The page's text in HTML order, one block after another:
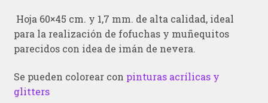
Blog
Iniciar sesión
Hoja 60×45 cm. y 1,7 mm. de alta calidad, ideal
para la realización de fofuchas y muñequitos
parecidos con idea de imán de nevera.
Se pueden colorear con pinturas acrílicasy
glitters